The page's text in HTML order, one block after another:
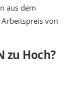
aus dem
von
zu Hoch?